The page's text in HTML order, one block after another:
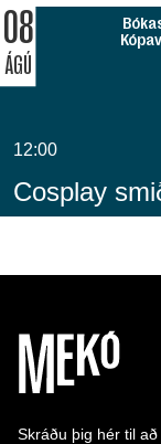
08
ÁGÚ
12:00
Cosplay
Skráðu þig hér til